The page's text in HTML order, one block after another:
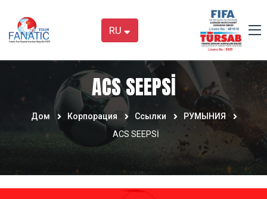
RU
ACS SEEPSİ
Дом Корпорация Ссылки
РУМЫНИЯ
ACS SEEPSİ